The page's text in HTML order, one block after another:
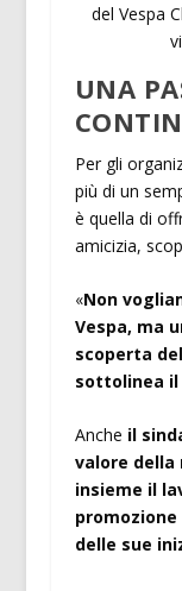
del Vespa
UNA
Per gli
più di un
è quella di
amicizia,
«Non
Vespa, ma
scoperta
sottolinea il
Anche il
valore
insieme il
delle sue